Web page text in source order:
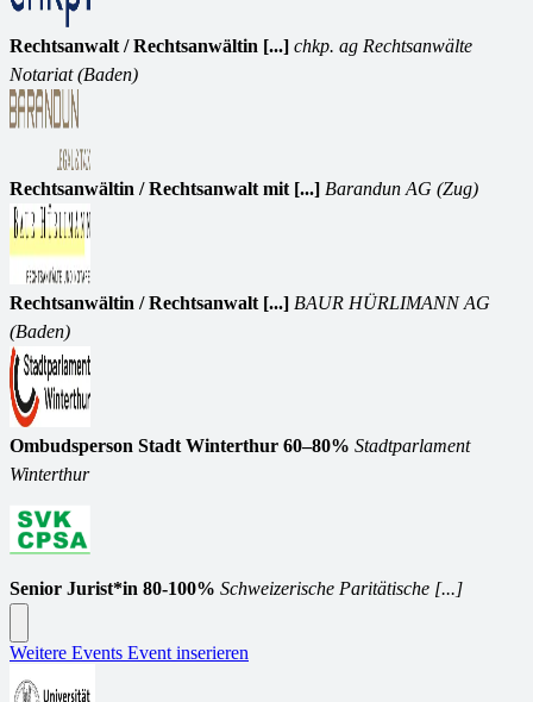
Rechtsanwalt / Rechtsanwältin [...] chkp. ag Rechtsanwälte
Notariat (Baden)
Rechtsanwältin / Rechtsanwalt mit [...] Barandun AG (Zug)
Rechtsanwältin / Rechtsanwalt [...] BAUR HÜRLIMANN AG
(Baden)
Ombudsperson Stadt Winterthur 60–80% Stadtparlament
Winterthur
Senior Jurist*in 80-100% Schweizerische Paritätische [...]
Weitere Events Event inserieren